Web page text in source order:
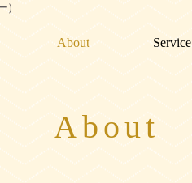
About Service
About